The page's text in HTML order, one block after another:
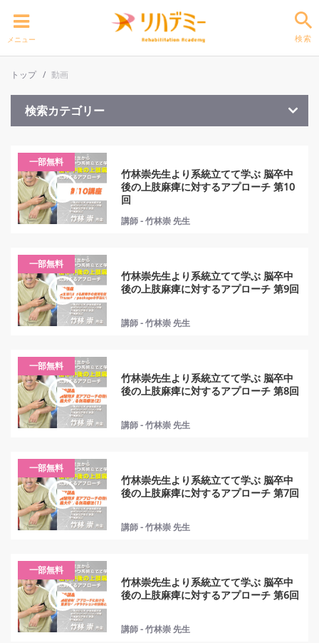
メニュー 検索
トップ 動画
検索カテゴリー
一部無料
竹林崇先生より系統立てて学ぶ 脳卒中
後の上肢麻痺に対するアプローチ 第10
回
講師 - 竹林崇 先生
一部無料
竹林崇先生より系統立てて学ぶ 脳卒中
後の上肢麻痺に対するアプローチ 第9回
講師 - 竹林崇 先生
一部無料
竹林崇先生より系統立てて学ぶ 脳卒中
後の上肢麻痺に対するアプローチ 第8回
講師 - 竹林崇 先生
一部無料
竹林崇先生より系統立てて学ぶ 脳卒中
後の上肢麻痺に対するアプローチ 第7回
講師 - 竹林崇 先生
一部無料
竹林崇先生より系統立てて学ぶ 脳卒中
後の上肢麻痺に対するアプローチ 第6回
講師 - 竹林崇 先生